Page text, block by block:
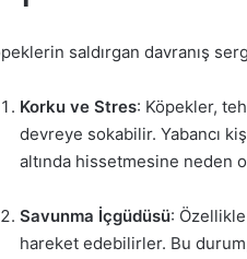
saldırgan davranış
Korku ve Stres: Köpekler,
devreye sokabilir. Yabancı
altında hissetmesine neden
Savunma İçgüdüsü:
hareket edebilirler. Bu